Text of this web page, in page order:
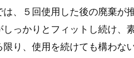
、５回使用した後の廃棄が
っかりとフィットし続け、
り、使用を続けても構わな